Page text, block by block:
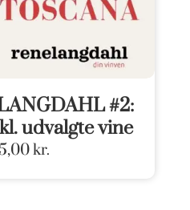
#2:
udvalgte vine
kr.